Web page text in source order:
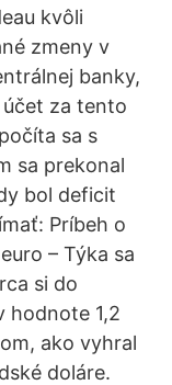
kvôli
zmeny v
banky,
za tento
sa s
sa prekonal
bol deficit
Príbeh o
– Týka sa
si do
hodnote 1,2
ako vyhral
doláre.